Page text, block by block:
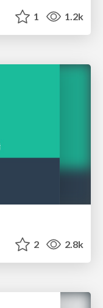
1 1.2k
2 2.8k